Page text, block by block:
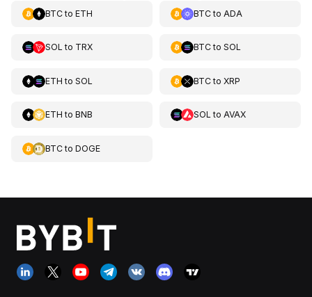
BTCto ETH BTCto ADA
SOL to TRX BTCto SOL
ETH to SOL BTCto XRP
ETH to BNB SOL to AVAX
BTCto DOGE